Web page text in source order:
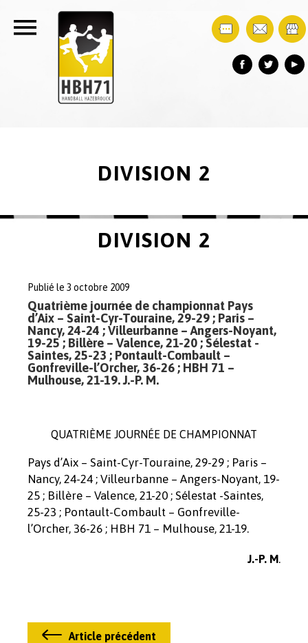
DIVISION 2
DIVISION 2
Publié le 3 octobre 2009
Quatrième journée de championnat Pays
d’Aix – Saint-Cyr-Touraine, 29-29 ; Paris –
Nancy, 24-24 ; Villeurbanne – Angers-Noyant,
19-25 ; Billère – Valence, 21-20 ; Sélestat -
Saintes, 25-23 ; Pontault-Combault –
Gonfreville-l’Orcher, 36-26 ; HBH 71 –
Mulhouse, 21-19. J.-P. M.
QUATRIÈME JOURNÉE DE CHAMPIONNAT
Pays d’Aix – Saint-Cyr-Touraine, 29-29 ; Paris –
Nancy, 24-24 ; Villeurbanne – Angers-Noyant, 19-
25 ; Billère – Valence, 21-20 ; Sélestat -Saintes,
25-23 ; Pontault-Combault – Gonfreville-
l’Orcher, 36-26 ; HBH 71 – Mulhouse, 21-19.
J.-P. M.
Article précédent